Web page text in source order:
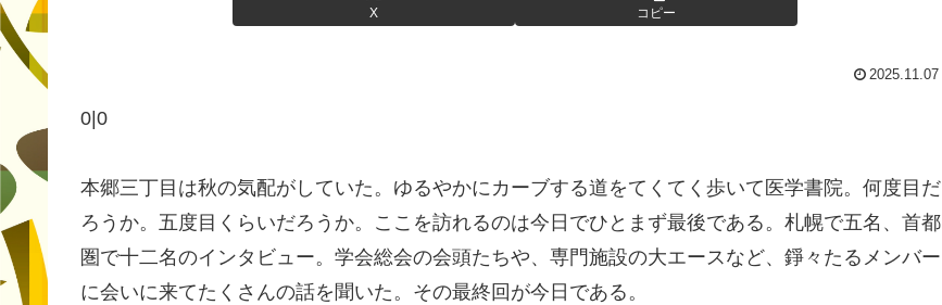
X コピー
2025.11.07
0|0
本郷三丁目は秋の気配がしていた。ゆるやかにカーブする道をてくてく歩いて医学書院。何度目だ
ろうか。五度目くらいだろうか。ここを訪れるのは今日でひとまず最後である。札幌で五名、首都
圏で十二名のインタビュー。学会総会の会頭たちや、専門施設の大エースなど、錚々たるメンバー
に会いに来てたくさんの話を聞いた。その最終回が今日である。